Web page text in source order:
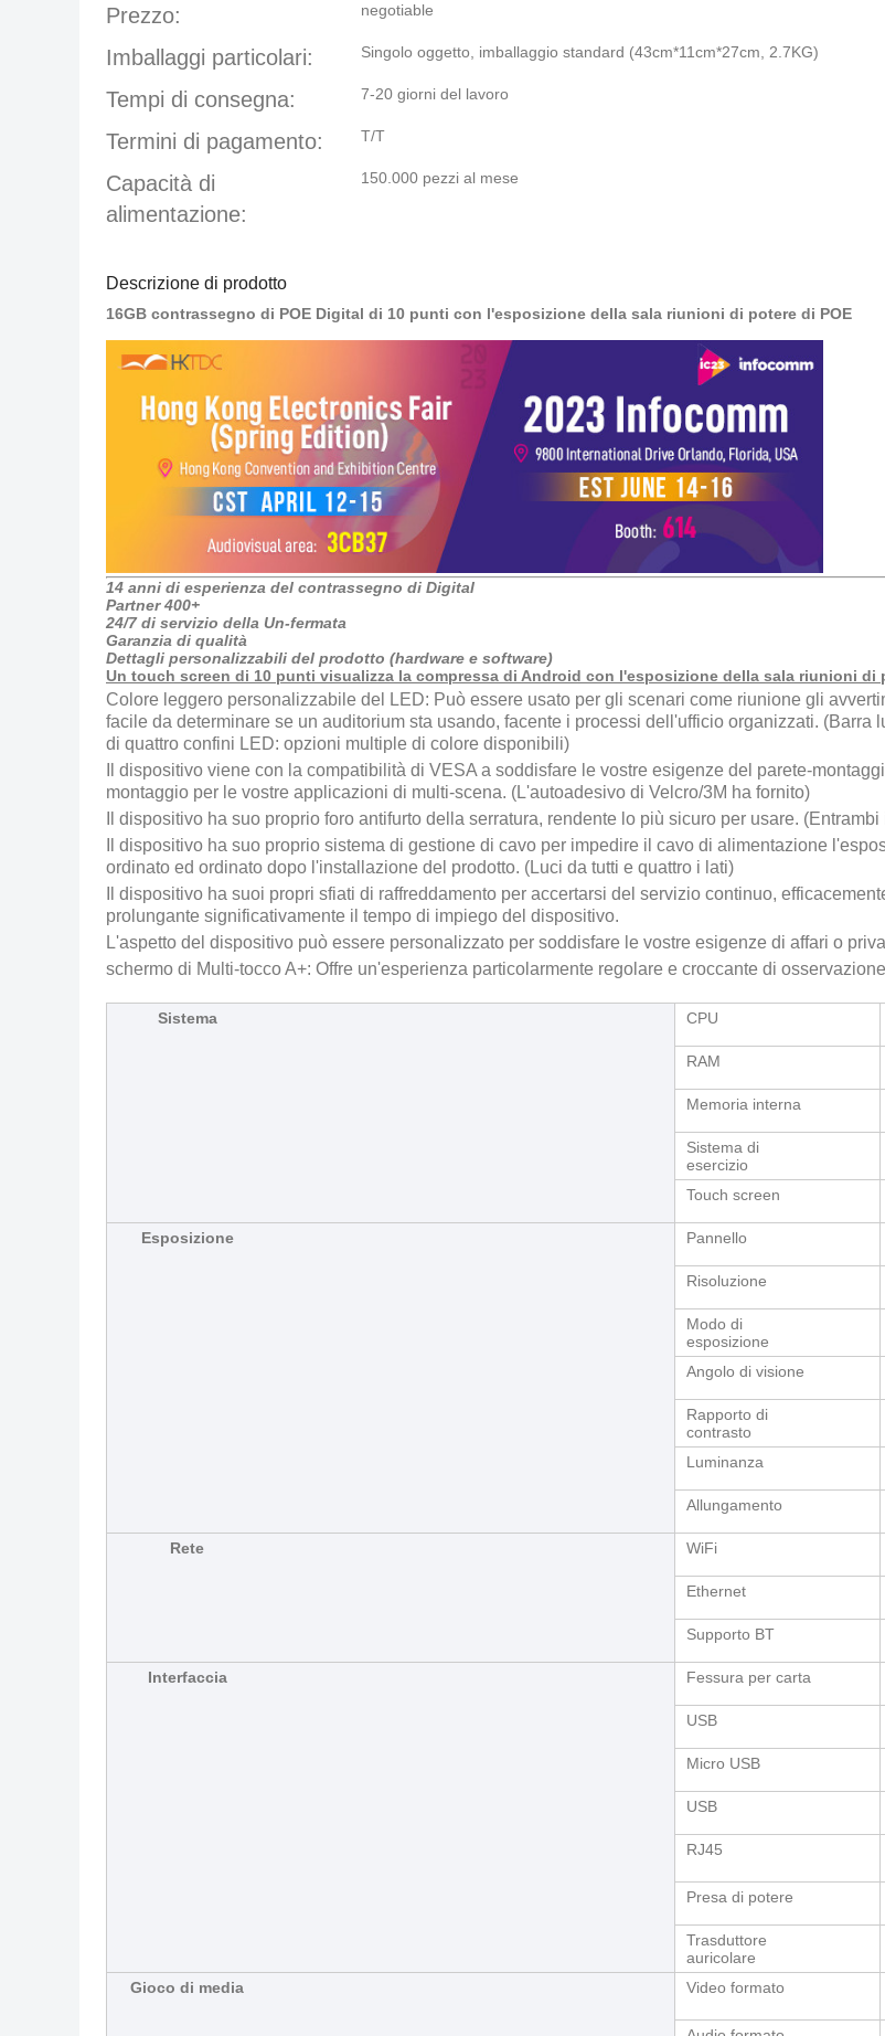
Prezzo: negotiable
Imballaggi particolari: Singolo oggetto, imballaggio standard (43cm*11cm*27cm, 2.7KG)
Tempi di consegna: 7-20 giorni del lavoro
Termini di pagamento: T/T
Capacità di
alimentazione:
150.000 pezzi al mese
Descrizione di prodotto
16GB contrassegno di POE Digital di 10 punti con l'esposizione della sala riunioni di potere di POE
14 anni di esperienza del contrassegno di Digital
Partner 400+
24/7 di servizio della Un-fermata
Garanzia di qualità
Dettagli personalizzabili del prodotto (hardware e software)
Un touch screen di 10 punti visualizza la compressa di Android con l'esposizione della sala riunioni di
Colore leggero personalizzabile del LED: Può essere usato per gli scenari come riunione gli
facile da determinare se un auditorium sta usando, facente i processi dell'ufficio organizzati.
di quattro confini LED: opzioni multiple di colore disponibili)
Il dispositivo viene con la compatibilità di VESA a soddisfare le vostre esigenze del parete-
montaggio per le vostre applicazioni di multi-scena. (L'autoadesivo di Velcro/3M ha fornito)
Il dispositivo ha suo proprio foro antifurto della serratura, rendente lo più sicuro per usare.
Il dispositivo ha suo proprio sistema di gestione di cavo per impedire il cavo di alimentazione
ordinato ed ordinato dopo l'installazione del prodotto. (Luci da tutti e quattro i lati)
Il dispositivo ha suoi propri sfiati di raffreddamento per accertarsi del servizio continuo,
prolungante significativamente il tempo di impiego del dispositivo.
L'aspetto del dispositivo può essere personalizzato per soddisfare le vostre esigenze di affari o
schermo di Multi-tocco A+: Offre un'esperienza particolarmente regolare e croccante di
Sistema CPU
RAM
Memoria interna
Sistema di
esercizio
Touch screen
Esposizione Pannello
Risoluzione
Modo di
esposizione
Angolo di visione
Rapporto di
contrasto
Luminanza
Allungamento
Rete WiFi
Ethernet
Supporto BT
Interfaccia Fessura per carta
USB
Micro USB
USB
RJ45
Presa di potere
Trasduttore
auricolare
Gioco di media Video formato